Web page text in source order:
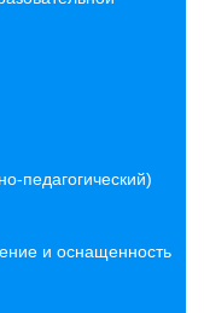
педагогический)
и оснащенность